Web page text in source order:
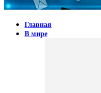
Главная
В мире